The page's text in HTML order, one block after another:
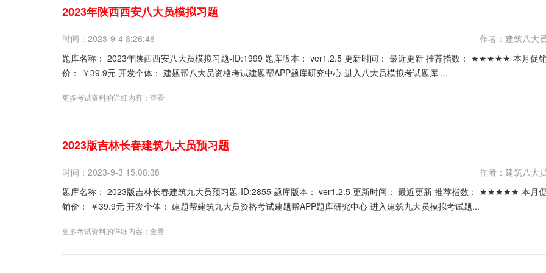
2023年陕西西安八大员模拟习题
时间：2023-9-4 8:26:48
作者：建筑八大
题库名称： 2023年陕西西安八大员模拟习题-ID:1999 题库版本： ver1.2.5 更新时间： 最近更新 推荐指数： ★★★★★ 本月促销
价： ￥39.9元 开发个体： 建题帮八大员资格考试建题帮APP题库研究中心 进入八大员模拟考试题库 ...
更多考试资料的详细内容： 查看
2023版吉林长春建筑九大员预习题
时间：2023-9-3 15:08:38
作者：建筑八大
题库名称： 2023版吉林长春建筑九大员预习题-ID:2855 题库版本： ver1.2.5 更新时间： 最近更新 推荐指数： ★★★★★ 本月促
销价： ￥39.9元 开发个体： 建题帮建筑九大员资格考试建题帮APP题库研究中心 进入建筑九大员模拟考试题...
更多考试资料的详细内容： 查看